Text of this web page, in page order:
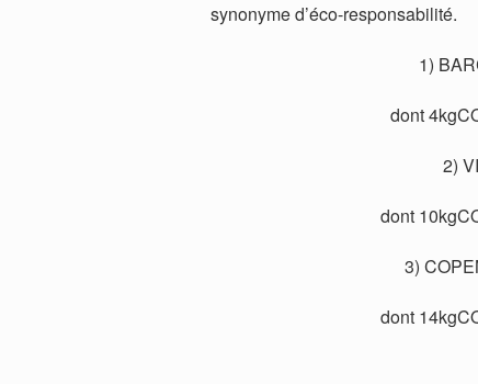
synonyme d’éco-responsabilité.
1)
dont
2)
dont
3)
dont